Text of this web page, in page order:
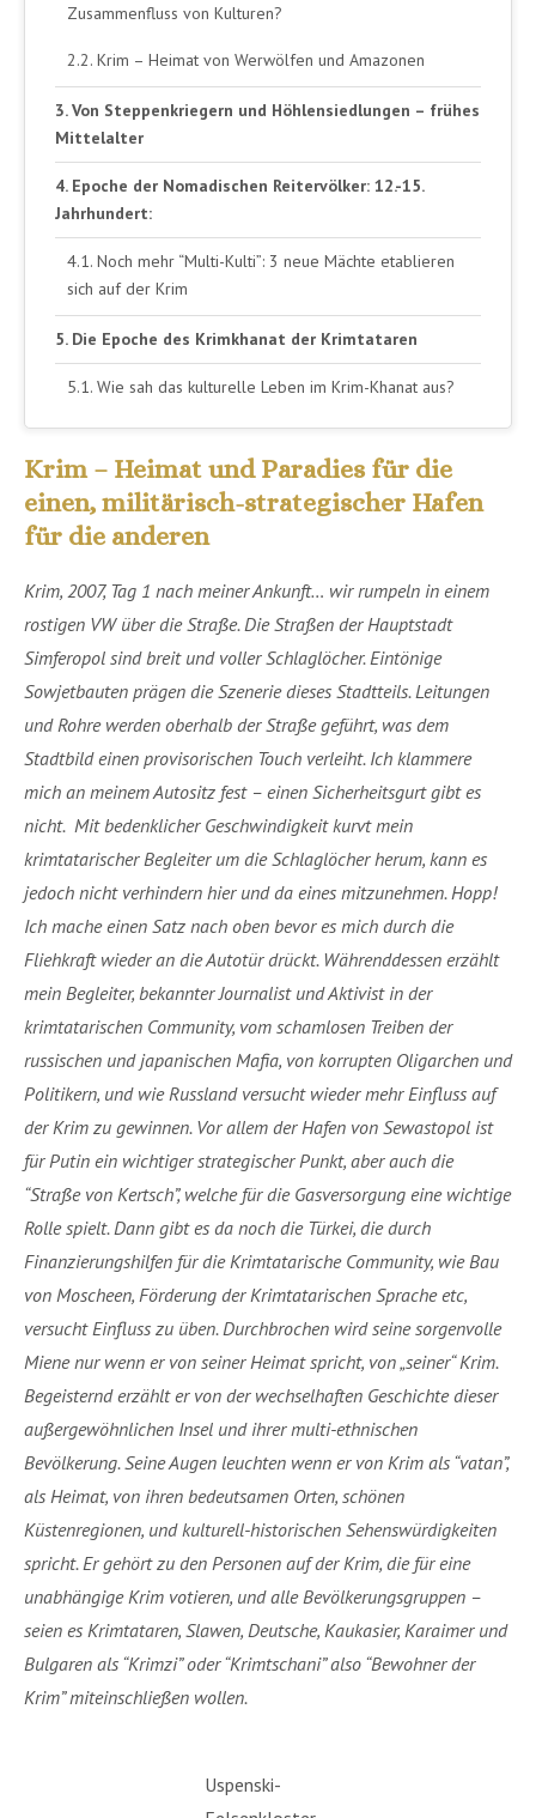
Zusammenfluss von Kulturen?
Krim – Heimat von Werwölfen und Amazonen
Von Steppenkriegern und Höhlensiedlungen – frühes
Mittelalter
Epoche der Nomadischen Reitervölker: 12.-15.
Jahrhundert:
Noch mehr “Multi-Kulti”: 3 neue Mächte etablieren
sich auf der Krim
Die Epoche des Krimkhanat der Krimtataren
Wie sah das kulturelle Leben im Krim-Khanat aus?
Nomadische Nogai-Tataren im Norden, sesshafte
Krim-Tataren im Süden
18. Jahrhundert: Katharina die Große – russische
Eroberung der Krim
Entstehung des modernen Gesundheitswesens,
Bevölkerungswechsel und Reform-Islam
Düsteres Kapitel Sowjetunion: Entvölkerung der
Krim
Empfehlenswerte Literatur
Weiterführende Links zu Krim in der Gegenwart:
Wissenschaftliche Literatur zu Krim im Mittelalter
Wissenschaftliche Literatur zu Krim in der Antike
(PDF-Format):
Krim – Heimat und Paradies für die
einen, militärisch-strategischer Hafen
für die anderen
Krim, 2007, Tag 1 nach meiner Ankunft… wir rumpeln in einem
rostigen VW über die Straße. Die Straßen der Hauptstadt
Simferopol sind breit und voller Schlaglöcher. Eintönige
Sowjetbauten prägen die Szenerie dieses Stadtteils. Leitungen
und Rohre werden oberhalb der Straße geführt, was dem
Stadtbild einen provisorischen Touch verleiht. Ich klammere
mich an meinem Autositz fest – einen Sicherheitsgurt gibt es
nicht. Mit bedenklicher Geschwindigkeit kurvt mein
krimtatarischer Begleiter um die Schlaglöcher herum, kann es
jedoch nicht verhindern hier und da eines mitzunehmen. Hopp!
Ich mache einen Satz nach oben bevor es mich durch die
Fliehkraft wieder an die Autotür drückt. Währenddessen erzählt
mein Begleiter, bekannter Journalist und Aktivist in der
krimtatarischen Community, vom schamlosen Treiben der
russischen und japanischen Mafia, von korrupten Oligarchen und
Politikern, und wie Russland versucht wieder mehr Einfluss auf
der Krim zu gewinnen. Vor allem der Hafen von Sewastopol ist
für Putin ein wichtiger strategischer Punkt, aber auch die
“Straße von Kertsch”, welche für die Gasversorgung eine wichtige
Rolle spielt. Dann gibt es da noch die Türkei, die durch
Finanzierungshilfen für die Krimtatarische Community, wie Bau
von Moscheen, Förderung der Krimtatarischen Sprache etc,
versucht Einfluss zu üben. Durchbrochen wird seine sorgenvolle
Miene nur wenn er von seiner Heimat spricht, von „seiner“ Krim.
Begeisternd erzählt er von der wechselhaften Geschichte dieser
außergewöhnlichen Insel und ihrer multi-ethnischen
Bevölkerung. Seine Augen leuchten wenn er von Krim als “vatan”,
als Heimat, von ihren bedeutsamen Orten, schönen
Küstenregionen, und kulturell-historischen Sehenswürdigkeiten
spricht. Er gehört zu den Personen auf der Krim, die für eine
unabhängige Krim votieren, und alle Bevölkerungsgruppen –
seien es Krimtataren, Slawen, Deutsche, Kaukasier, Karaimer und
Bulgaren als “Krimzi” oder “Krimtschani” also “Bewohner der
Krim” miteinschließen wollen.
Uspenski-